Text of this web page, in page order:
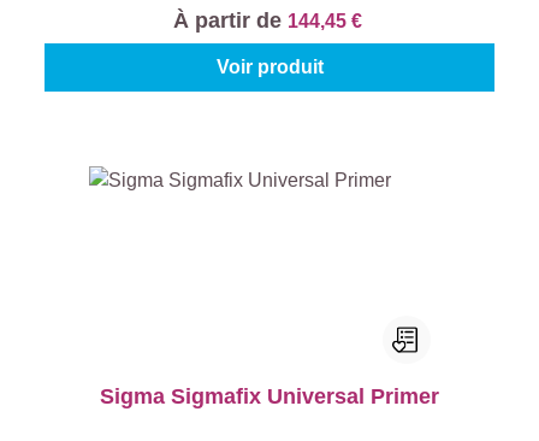
À partir de 144,45 €
Voir produit
Sigma Sigmafix Universal Primer